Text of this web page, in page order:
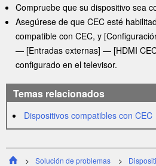
Compruebe que su dispositivo sea
Asegúrese de que CEC esté
compatible con CEC, y [
— [Entradas externas] — [HDMI
configurado en el televisor.
Temas relacionados
Dispositivos compatibles con CEC
Solución de problemas